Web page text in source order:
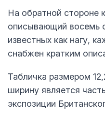
На обратной стороне
описывающий восемь
известных как нагу,
снабжен кратким
Табличка размером
ширину является
экспозиции